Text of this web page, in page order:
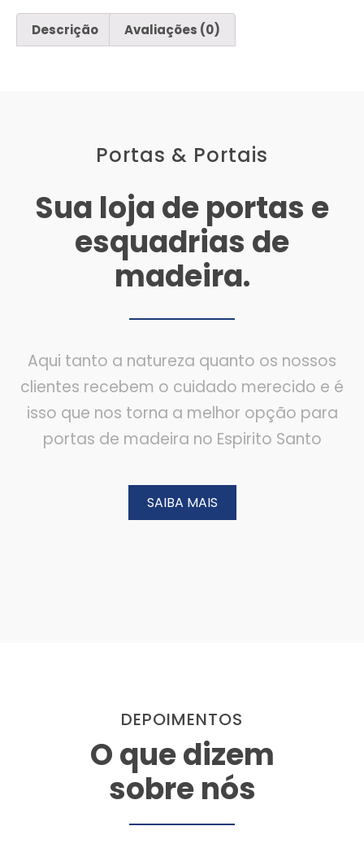
Descrição Avaliações (0)
Portas & Portais
Sua loja de portas e
esquadrias de
madeira.
Aqui tanto a natureza quanto os nossos
clientes recebem o cuidado merecido e é
isso que nos torna a melhor opção para
portas de madeira no Espirito Santo
SAIBA MAIS
DEPOIMENTOS
O que dizem
sobre nós